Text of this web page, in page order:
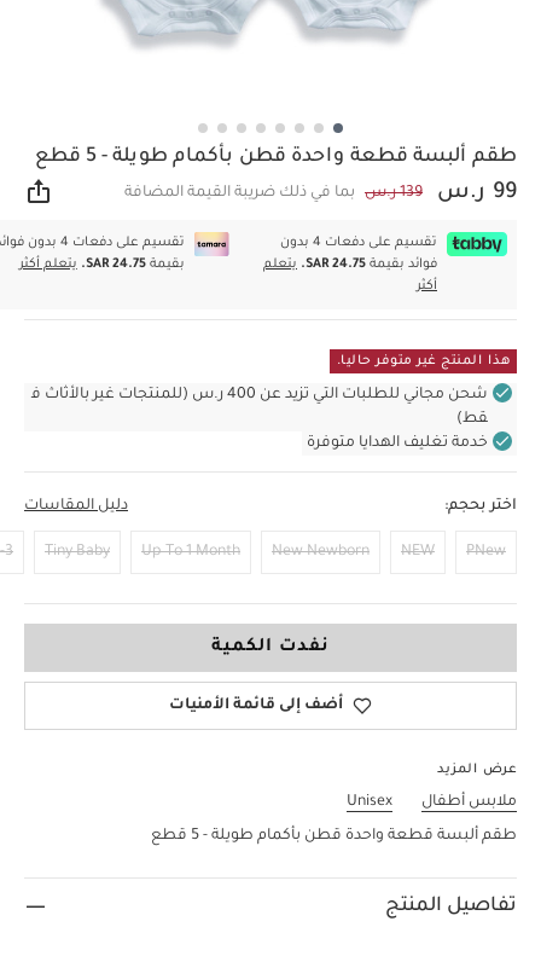
طقم ألبسة قطعة واحدة قطن بأكمام طويلة - 5 قطع
99 ر.س 139 ر.س بما في ذلك ضريبة القيمة المضافة
تقسيم على دفعات 4 بدون
فوائد بقيمة SAR 24.75.
يتعلم
أكثر
تقسيم على دفعات 4 بدون
بقيمةSAR 24.75. يتعلم أكثر
هذا المنتج غير متوفر حاليا.
شحن مجاني للطلبات التي تزيد عن 400 ر.س (للمنتجات غير بالأثاث ف
قط)
خدمة تغليف الهدايا متوفرة
اختر بحجم: دليل المقاسات
PNew
NEW
New Newborn
Up To 1 Month
Tiny Baby
نفدت الكمية
أضف إلى قائمة الأمنيات
عرض المزيد
ملابس أطفال
Unisex
طقم ألبسة قطعة واحدة قطن بأكمام طويلة - 5 قطع
تفاصيل المنتج